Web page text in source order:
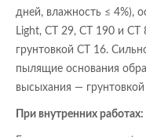
дней, влажность ≤ 4%),
Light, CT 29, CT 190 и
грунтовкой CT 16.
пылящие основания
высыхания —
При внутренних работах: